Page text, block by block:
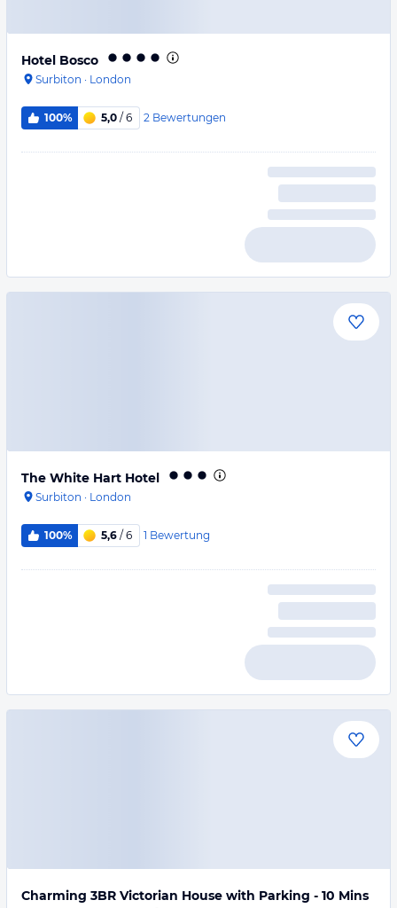
Hotel Bosco
Surbiton · London
100% 5,0 / 6 2 Bewertungen
The White Hart Hotel
Surbiton · London
100% 5,6 / 6 1 Bewertung
Charming 3BR Victorian House with Parking - 10 Mins